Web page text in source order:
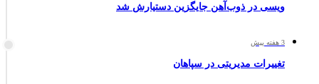
ویسی در ذوب‌آهن جایگزین دستیارش شد
3 هفته پیش
تغییرات مدیریتی در سپاهان